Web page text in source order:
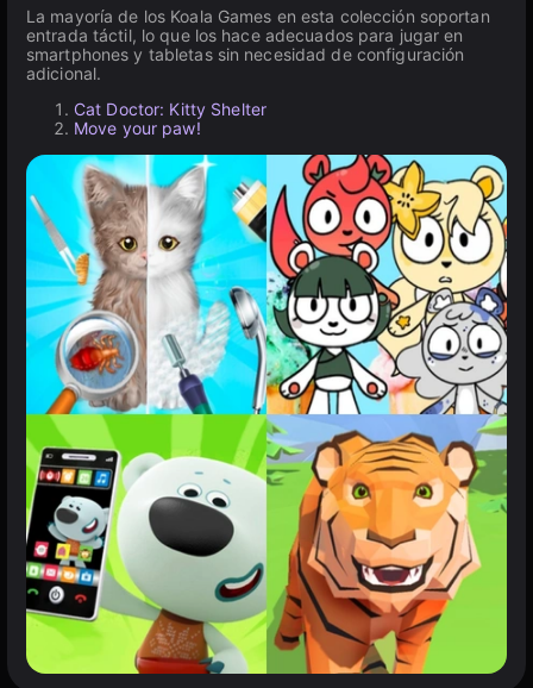
La mayoría de los Koala Games en esta colección soportan
entrada táctil, lo que los hace adecuados para jugar en
smartphones y tabletas sin necesidad de configuración
adicional.
Cat Doctor: Kitty Shelter
Move your paw!